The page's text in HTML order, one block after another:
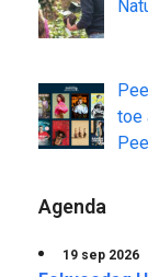
toe
Agenda
19 sep 2026